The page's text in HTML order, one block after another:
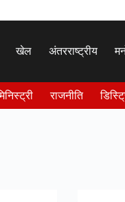
खेल अंतरराष्ट्रीय
राजनीति